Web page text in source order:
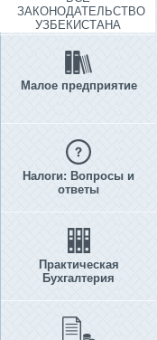
ЗАКОНОДАТЕЛЬСТВО
УЗБЕКИСТАНА
Малое предприятие
Налоги: Вопросы и
ответы
Практическая
Бухгалтерия